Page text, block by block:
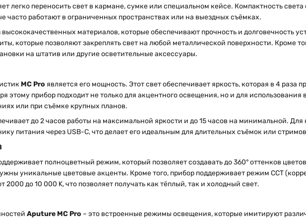
легко переносить свет в кармане, сумке или специальном кейсе. Компактность света
часто работают в ограниченных пространствах или на выездных съёмках.
материалов, которые обеспечивают прочность и долговечность
которые позволяют закреплять свет на любой металлической поверхности. Кроме
на штатив или другие осветительные аксессуары.
MC Pro является его мощность. Этот свет обеспечивает яркость, которая в 4 раза
этому прибор подходит не только для акцентного освещения, но и для использования
или при съёмке крупных планов.
до 2 часов работы на максимальной яркости и до 15 часов на минимальной.
питания через USB-C, что делает его идеальным для длительных съёмок или
полноцветный режим, который позволяет создавать до 360° оттенков
уникальные цветовые акценты. Кроме того, прибор поддерживает режим CCT
2000 до 10 000 K, что позволяет получать как тёплый, так и холодный свет.
Aputure MC Pro – это встроенные режимы освещения, которые имитируют